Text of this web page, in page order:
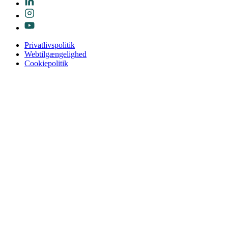
Privatlivspolitik
Webtilgængelighed
Cookiepolitik